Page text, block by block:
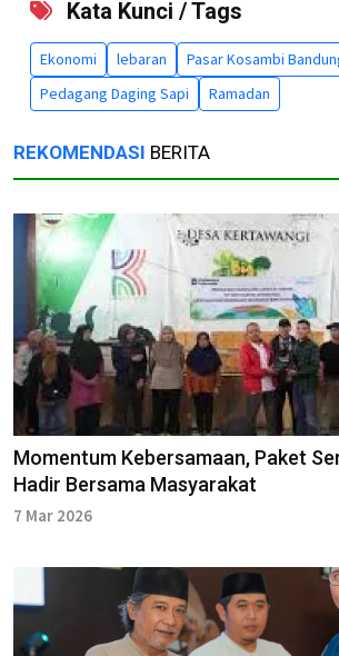
Kata Kunci / Tags
Ekonomi lebaran
Pasar Kosambi
Pedagang Daging Sapi
Ramadan
REKOMENDASI BERITA
Momentum Kebersamaan, Paket
Hadir Bersama Masyarakat
7 Mar 2026